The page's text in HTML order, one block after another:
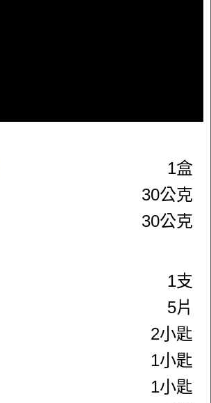
1盒
30公克
30公克
1支
5片
2小匙
1小匙
1小匙